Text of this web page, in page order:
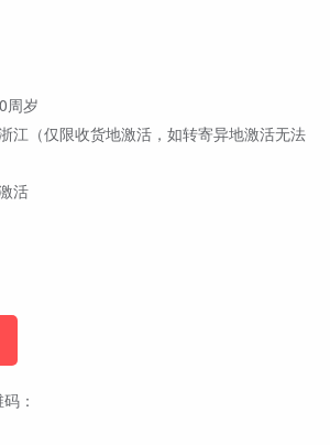
周岁
江（仅限收货地激活，如转寄异地激活无法
活
：